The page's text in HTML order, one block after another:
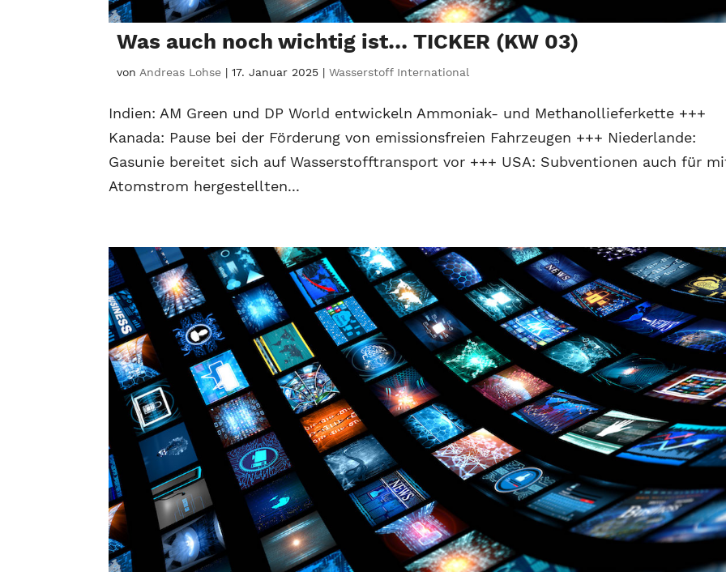
Was auch noch wichtig ist… TICKER (KW 03)
von Andreas Lohse |17. Januar 2025 |Wasserstoff International
Indien: AM Green und DP World entwickeln Ammoniak- und Methanollieferkette +++
Kanada: Pause bei der Förderung von emissionsfreien Fahrzeugen +++ Niederlande:
Gasunie bereitet sich auf Wasserstofftransport vor +++ USA: Subventionen auch für
Atomstrom hergestellten...